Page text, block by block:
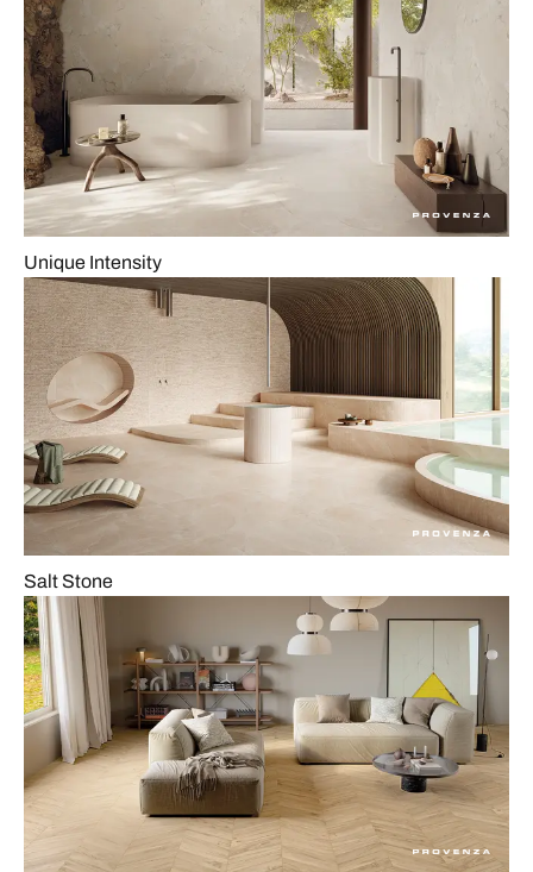
Unique Intensity
Salt Stone